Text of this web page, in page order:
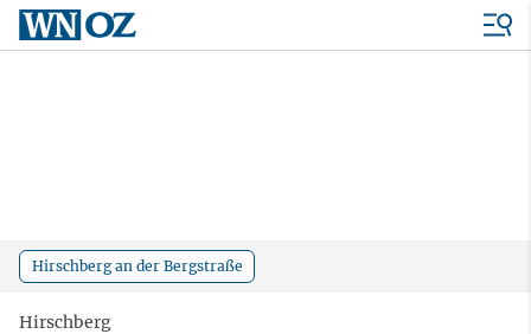
Hirschberg an der Bergstraße
Hirschberg